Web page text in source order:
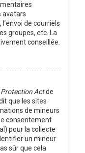
avatars
de courriels
groupes, etc. La
conseillée.
Protection Actde
que les sites
de mineurs
consentement
pour la collecte
un mineur
sûr que cela